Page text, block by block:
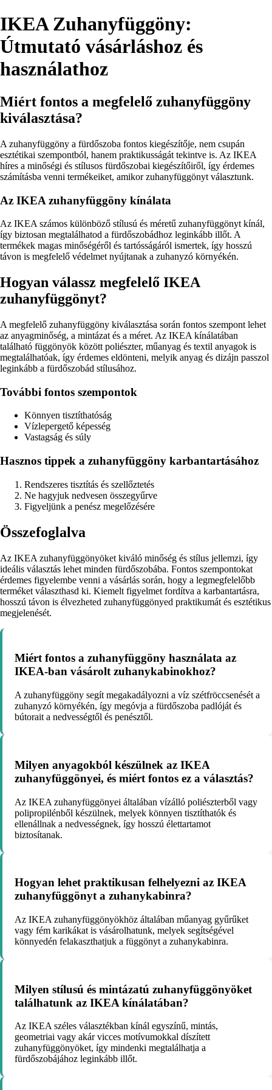
IKEA Zuhanyfüggöny:
Útmutató vásárláshoz és
használathoz
Miért fontos a megfelelő zuhanyfüggöny
kiválasztása?
A zuhanyfüggöny a fürdőszoba fontos kiegészítője, nem csupán
esztétikai szempontból, hanem praktikusságát tekintve is. Az IKEA
híres a minőségi és stílusos fürdőszobai kiegészítőiről, így érdemes
számításba venni termékeiket, amikor zuhanyfüggönyt választunk.
Az IKEA zuhanyfüggöny kínálata
Az IKEA számos különböző stílusú és méretű zuhanyfüggönyt kínál,
így biztosan megtalálhatod a fürdőszobádhoz leginkább illőt. A
termékek magas minőségéről és tartósságáról ismertek, így hosszú
távon is megfelelő védelmet nyújtanak a zuhanyzó környékén.
Hogyan válassz megfelelő IKEA
zuhanyfüggönyt?
A megfelelő zuhanyfüggöny kiválasztása során fontos szempont lehet
az anyagminőség, a mintázat és a méret. Az IKEA kínálatában
található függönyök között poliészter, műanyag és textil anyagok is
megtalálhatóak, így érdemes eldönteni, melyik anyag és dizájn passzol
leginkább a fürdőszobád stílusához.
További fontos szempontok
Könnyen tisztíthatóság
Vízlepergető képesség
Vastagság és súly
Hasznos tippek a zuhanyfüggöny karbantartásához
Rendszeres tisztítás és szellőztetés
Ne hagyjuk nedvesen összegyűrve
Figyeljünk a penész megelőzésére
Összefoglalva
Az IKEA zuhanyfüggönyöket kiváló minőség és stílus jellemzi, így
ideális választás lehet minden fürdőszobába. Fontos szempontokat
érdemes figyelembe venni a vásárlás során, hogy a legmegfelelőbb
terméket választhasd ki. Kiemelt figyelmet fordítva a karbantartásra,
hosszú távon is élvezheted zuhanyfüggönyed praktikumát és esztétikus
megjelenését.
Miért fontos a zuhanyfüggöny használata az
IKEA-ban vásárolt zuhanykabinokhoz?
A zuhanyfüggöny segít megakadályozni a víz szétfröccsenését a
zuhanyzó környékén, így megóvja a fürdőszoba padlóját és
bútorait a nedvességtől és penésztől.
Milyen anyagokból készülnek az IKEA
zuhanyfüggönyei, és miért fontos ez a választás?
Az IKEA zuhanyfüggönyei általában vízálló poliészterből vagy
polipropilénből készülnek, melyek könnyen tisztíthatók és
ellenállnak a nedvességnek, így hosszú élettartamot
biztosítanak.
Hogyan lehet praktikusan felhelyezni az IKEA
zuhanyfüggönyt a zuhanykabinra?
Az IKEA zuhanyfüggönyökhöz általában műanyag gyűrűket
vagy fém karikákat is vásárolhatunk, melyek segítségével
könnyedén felakaszthatjuk a függönyt a zuhanykabinra.
Milyen stílusú és mintázatú zuhanyfüggönyöket
találhatunk az IKEA kínálatában?
Az IKEA széles választékban kínál egyszínű, mintás,
geometriai vagy akár vicces motívumokkal díszített
zuhanyfüggönyöket, így mindenki megtalálhatja a
fürdőszobájához leginkább illőt.